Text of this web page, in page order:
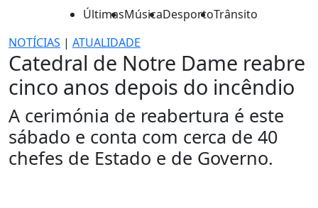
ÚltimasMúsicaDesportoTrânsito
NOTÍCIAS | ATUALIDADE
Catedral de Notre Dame reabre
cinco anos depois do incêndio
A cerimónia de reabertura é este
sábado e conta com cerca de 40
chefes de Estado e de Governo.